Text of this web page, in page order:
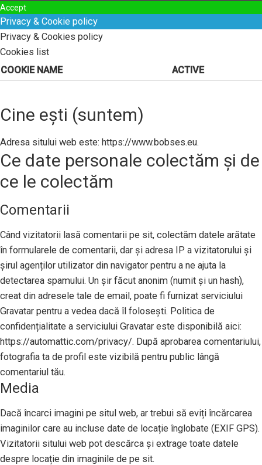
Accept
Privacy & Cookie policy
Privacy & Cookies policy
Cookies list
COOKIE NAME
ACTIVE
Cine ești (suntem)
Adresa sitului web este: https://www.bobses.eu.
Ce date personale colectăm și de
ce le colectăm
Comentarii
Când vizitatorii lasă comentarii pe sit, colectăm datele arătate
în formularele de comentarii, dar și adresa IP a vizitatorului și
șirul agenților utilizator din navigator pentru a ne ajuta la
detectarea spamului. Un șir făcut anonim (numit și un hash),
creat din adresele tale de email, poate fi furnizat serviciului
Gravatar pentru a vedea dacă îl folosești. Politica de
confidențialitate a serviciului Gravatar este disponibilă aici:
https://automattic.com/privacy/. După aprobarea comentariului,
fotografia ta de profil este vizibilă pentru public lângă
comentariul tău.
Media
Dacă încarci imagini pe situl web, ar trebui să eviți încărcarea
imaginilor care au incluse date de locație înglobate (EXIF GPS).
Vizitatorii sitului web pot descărca și extrage toate datele
despre locație din imaginile de pe sit.